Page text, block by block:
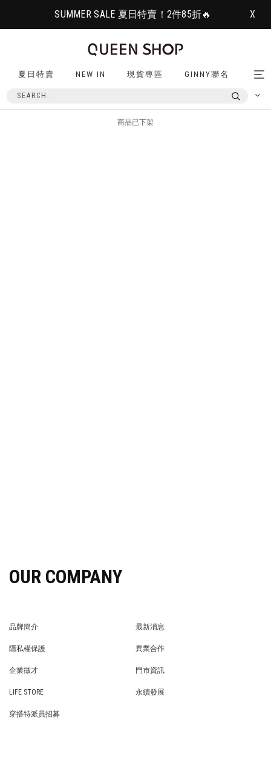
SUMMER SALE 夏日特賣！2件85折🔥 X
夏日特賣 NEW IN 現貨專區 GINNY聯名
商品已下架
OUR COMPANY
品牌簡介
最新消息
隱私權保護
異業合作
企業徵才
門市資訊
LIFE STORE
永續發展
穿搭特派員招募